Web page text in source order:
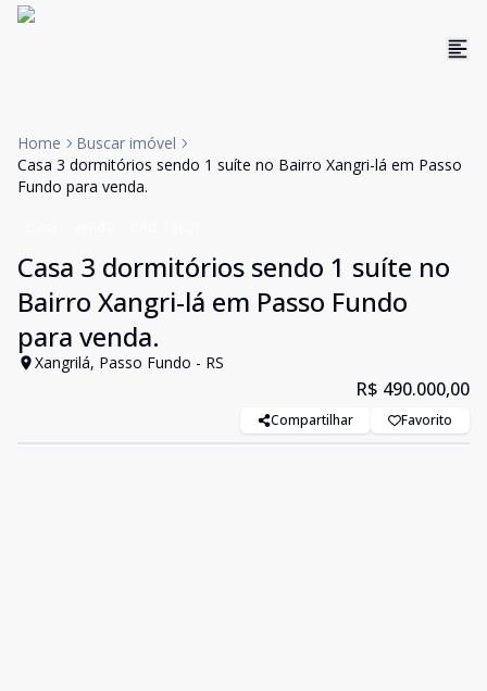
Home
Buscar imóvel
Casa 3 dormitórios sendo 1 suíte no Bairro Xangri-lá em Passo
Fundo para venda.
Casa 3 dormitórios sendo 1 suíte no
Bairro Xangri-lá em Passo Fundo
para venda.
Xangrilá, Passo Fundo - RS
R$ 490.000,00
Compartilhar Favorito